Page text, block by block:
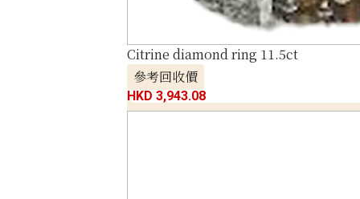
Citrine diamond ring 11.5ct
參考回收價
HKD 3,943.08